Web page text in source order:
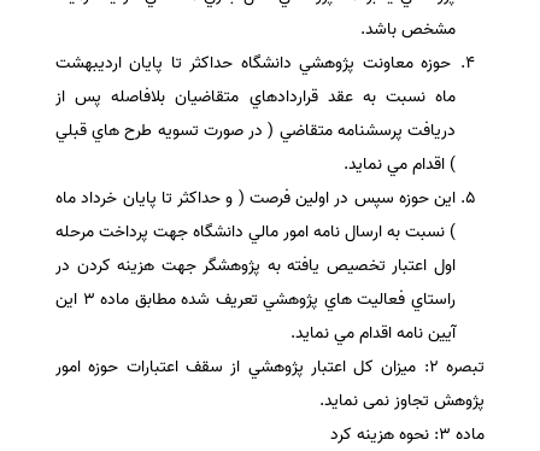
مشخص باشد.
حوزه معاونت پژوهشي دانشگاه حداكثر تا پايان ارديبهشت
ماه نسبت به عقد قراردادهاي متقاضيان بلافاصله پس از
دريافت پرسشنامه متقاضي ( در صورت تسويه طرح هاي قبلي
) اقدام مي نمايد.
اين حوزه سپس در اولين فرصت ( و حداكثر تا پايان خرداد ماه
) نسبت به ارسال نامه امور مالي دانشگاه جهت پرداخت مرحله
اول اعتبار تخصيص يافته به پژوهشگر جهت هزينه كردن در
راستاي فعاليت هاي پژوهشي تعريف شده مطابق ماده 3 اين
آيين نامه اقدام مي نمايد.
تبصره 2: ميزان كل اعتبار پژوهشي از سقف اعتبارات حوزه امور
پژوهش تجاوز نمی نمايد.
ماده 3: نحوه هزينه كرد